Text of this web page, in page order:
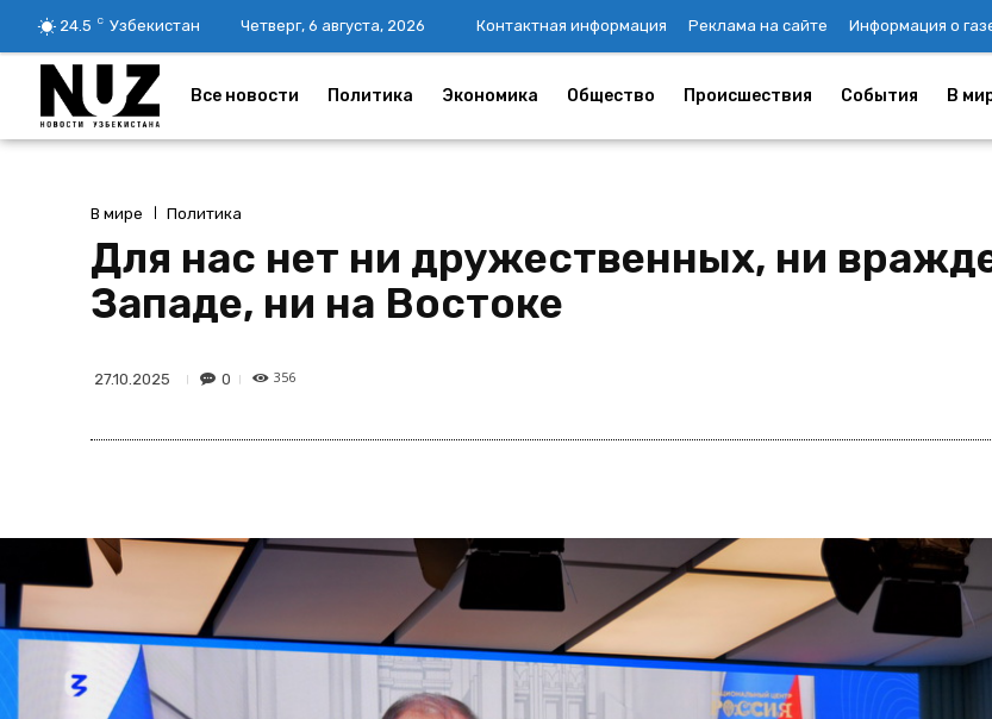
24.5 C Узбекистан Четверг, 6 августа, 2026 Контактная информация Реклама на сайте Информация о
Все новости Политика Экономика Общество Происшествия События В
В мире Политика
Для нас нет ни дружественных, ни
Западе, ни на Востоке
27.10.2025 0 356